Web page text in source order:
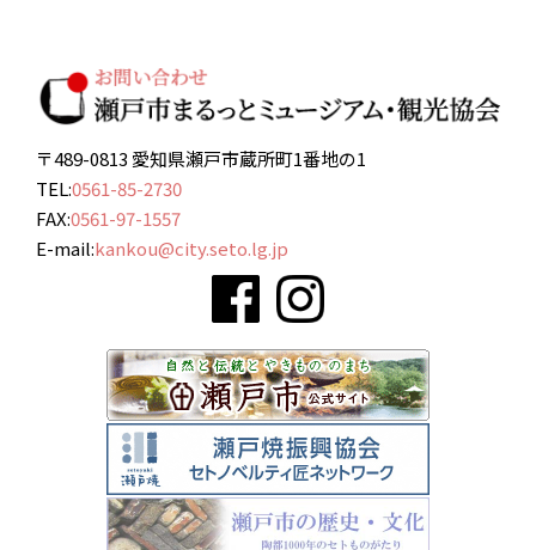
〒489-0813 愛知県瀬戸市蔵所町1番地の1
TEL:0561-85-2730
FAX:0561-97-1557
E-mail:kankou@city.seto.lg.jp